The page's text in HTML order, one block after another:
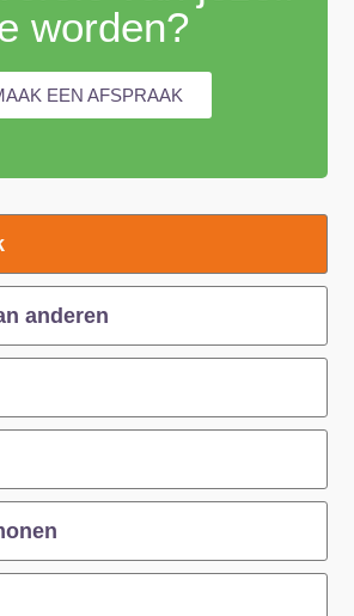
worden?
EEN AFSPRAAK
anderen